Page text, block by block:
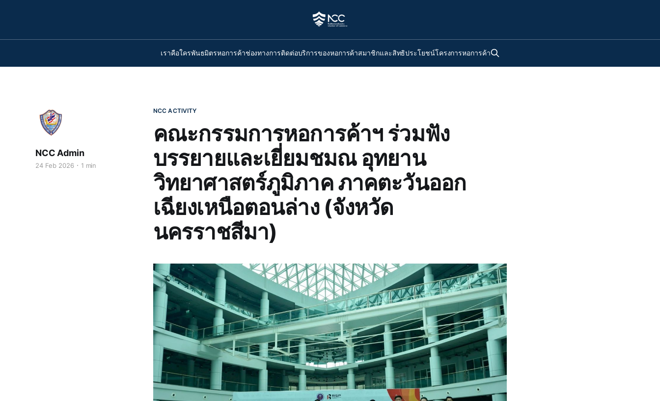
เราคือใครพันธมิตรหอการค้าช่องทางการติดต่อบริการของหอการค้าสมาชิกและสิทธิประโยชน์โครงการหอการค้า
NCC ACTIVITY
คณะกรรมการหอการค้าฯ ร่วมฟัง
บรรยายและเยี่ยมชมณ อุทยาน
วิทยาศาสตร์ภูมิภาค ภาคตะวันออก
เฉียงเหนือตอนล่าง (จังหวัด
นครราชสีมา)
NCC Admin
24 Feb 2026 1 min